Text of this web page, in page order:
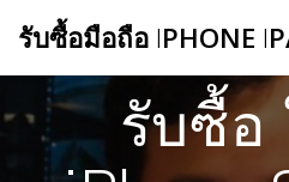
to
รับซื้อมือถือ IPHONE I
รับซื้อ